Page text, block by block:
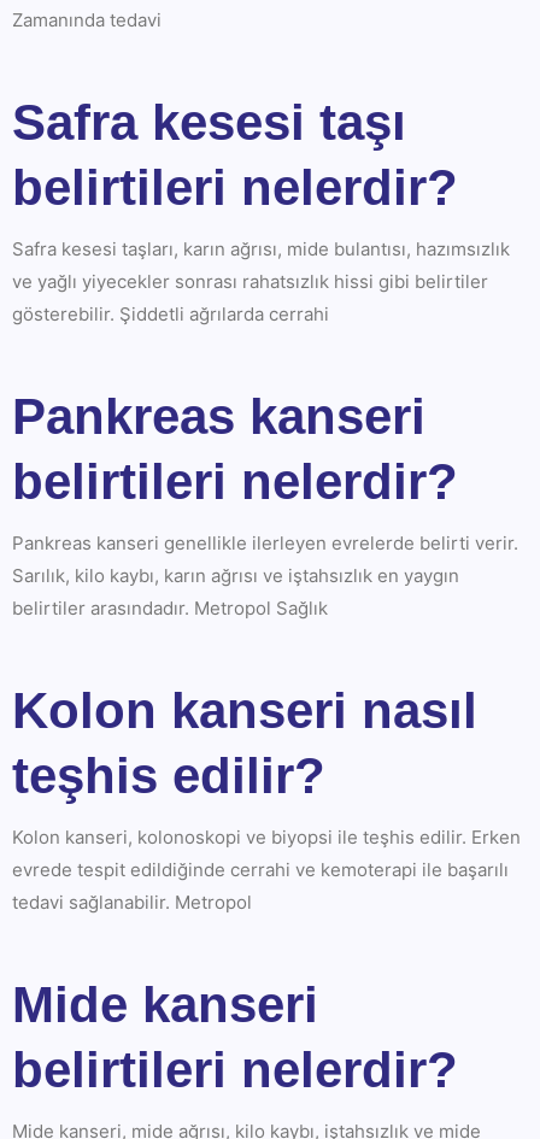
Zamanında tedavi
Safra kesesi taşı
belirtileri nelerdir?
Safra kesesi taşları, karın ağrısı, mide bulantısı, hazımsızlık
ve yağlı yiyecekler sonrası rahatsızlık hissi gibi belirtiler
gösterebilir. Şiddetli ağrılarda cerrahi
Pankreas kanseri
belirtileri nelerdir?
Pankreas kanseri genellikle ilerleyen evrelerde belirti verir.
Sarılık, kilo kaybı, karın ağrısı ve iştahsızlık en yaygın
belirtiler arasındadır. Metropol Sağlık
Kolon kanseri nasıl
teşhis edilir?
Kolon kanseri, kolonoskopi ve biyopsi ile teşhis edilir. Erken
evrede tespit edildiğinde cerrahi ve kemoterapi ile başarılı
tedavi sağlanabilir. Metropol
Mide kanseri
belirtileri nelerdir?
Mide kanseri, mide ağrısı, kilo kaybı, iştahsızlık ve mide